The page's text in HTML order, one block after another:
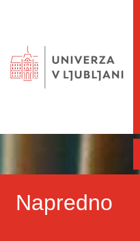
Napredno